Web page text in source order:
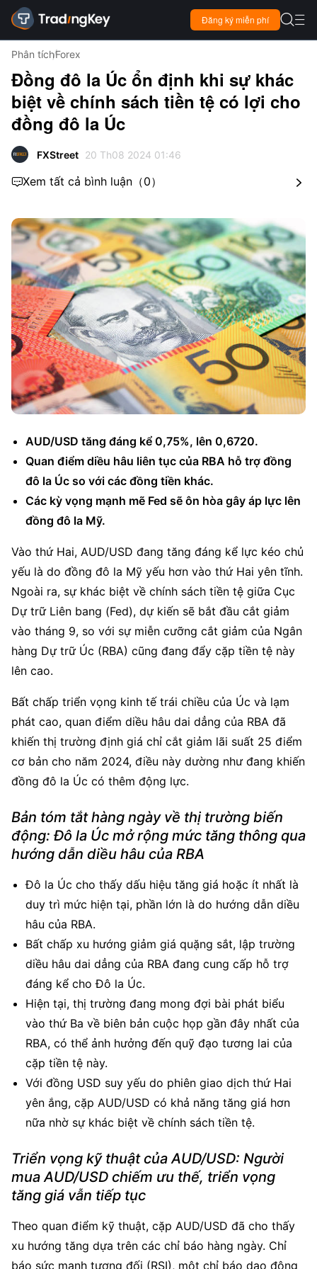
Đăng ký miễn phí  
Phân tíchForex
Đồng đô la Úc ổn định khi sự khác
biệt về chính sách tiền tệ có lợi cho
đồng đô la Úc
FXStreet 20 Th08 2024 01:46
Xem tất cả bình luận （0） 
AUD/USD tăng đáng kể 0,75%, lên 0,6720.
Quan điểm diều hâu liên tục của RBA hỗ trợ đồng
đô la Úc so với các đồng tiền khác.
Các kỳ vọng mạnh mẽ Fed sẽ ôn hòa gây áp lực lên
đồng đô la Mỹ.
Vào thứ Hai, AUD/USD đang tăng đáng kể lực kéo chủ
yếu là do đồng đô la Mỹ yếu hơn vào thứ Hai yên tĩnh.
Ngoài ra, sự khác biệt về chính sách tiền tệ giữa Cục
Dự trữ Liên bang (Fed), dự kiến ​​sẽ bắt đầu cắt giảm
vào tháng 9, so với sự miễn cưỡng cắt giảm của Ngân
hàng Dự trữ Úc (RBA) cũng đang đẩy cặp tiền tệ này
lên cao.
Bất chấp triển vọng kinh tế trái chiều của Úc và lạm
phát cao, quan điểm diều hâu dai dẳng của RBA đã
khiến thị trường định giá chỉ cắt giảm lãi suất 25 điểm
cơ bản cho năm 2024, điều này dường như đang khiến
đồng đô la Úc có thêm động lực.
Bản tóm tắt hàng ngày về thị trường biến
động: Đô la Úc mở rộng mức tăng thông qua
hướng dẫn diều hâu của RBA
Đô la Úc cho thấy dấu hiệu tăng giá hoặc ít nhất là
duy trì mức hiện tại, phần lớn là do hướng dẫn diều
hâu của RBA.
Bất chấp xu hướng giảm giá quặng sắt, lập trường
diều hâu dai dẳng của RBA đang cung cấp hỗ trợ
đáng kể cho Đô la Úc.
Hiện tại, thị trường đang mong đợi bài phát biểu
vào thứ Ba về biên bản cuộc họp gần đây nhất của
RBA, có thể ảnh hưởng đến quỹ đạo tương lai của
cặp tiền tệ này.
Với đồng USD suy yếu do phiên giao dịch thứ Hai
yên ắng, cặp AUD/USD có khả năng tăng giá hơn
nữa nhờ sự khác biệt về chính sách tiền tệ.
Triển vọng kỹ thuật của AUD/USD: Người
mua AUD/USD chiếm ưu thế, triển vọng
tăng giá vẫn tiếp tục
Theo quan điểm kỹ thuật, cặp AUD/USD đã cho thấy
xu hướng tăng dựa trên các chỉ báo hàng ngày. Chỉ
báo sức mạnh tương đối (RSI), một chỉ báo dao động